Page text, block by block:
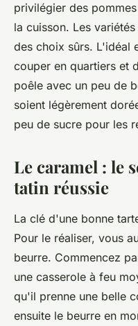
privilégier des
la cuisson. Les
des choix sûrs. L'idéal
couper en quartiers et
poêle avec un peu de
soient légèrement
peu de sucre pour les
Le caramel : le
tatin réussie
La clé d'une bonne
Pour le réaliser, vous
beurre. Commencez
une casserole à feu
qu'il prenne une belle
ensuite le beurre en